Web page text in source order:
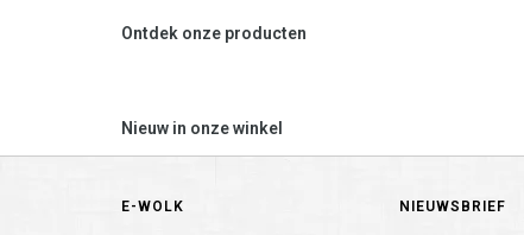
Ontdek onze producten
Nieuw in onze winkel
E-WOLK NIEUWSBRIEF